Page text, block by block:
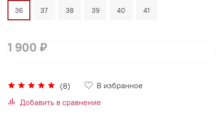
(8)
В избранное
Добавить в сравнение
36 37 38 39 40 41
1 900 ₽